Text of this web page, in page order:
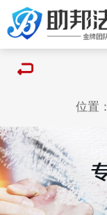
位置：